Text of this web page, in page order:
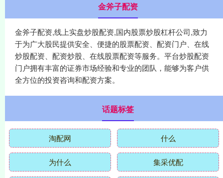
金斧子配资
金斧子配资,线上实盘炒股配资,国内股票炒股杠杆公司,致力
于为广大股民提供安全、便捷的股票配资、配资门户、在线
炒股配资、配资炒股、在线股票配资等服务。平台炒股配资
门户拥有丰富的证券市场经验和专业的团队，能够为客户供
全方位的投资咨询和配资方案。
话题标签
淘配网 什么
为什么 集采优配